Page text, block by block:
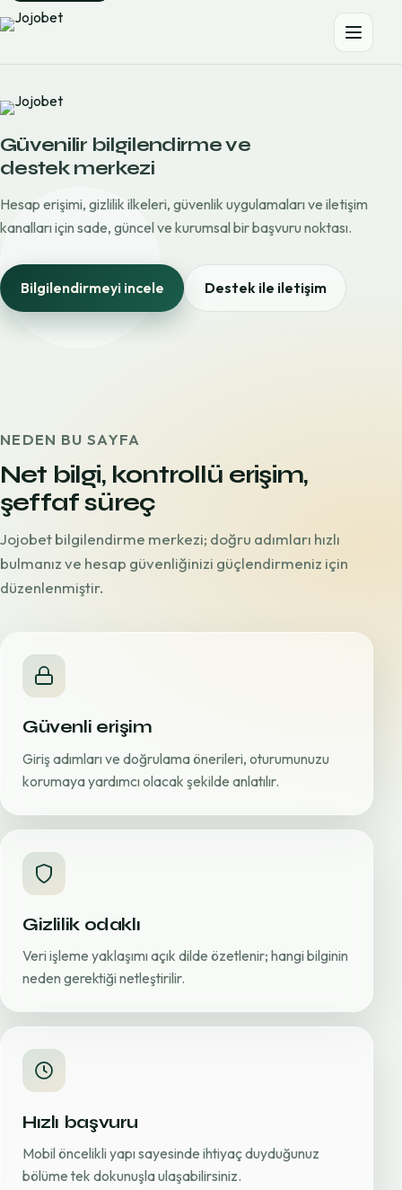
Güvenilir bilgilendirme ve
destek merkezi
Hesap erişimi, gizlilik ilkeleri, güvenlik uygulamaları ve iletişim
kanalları için sade, güncel ve kurumsal bir başvuru noktası.
Bilgilendirmeyi incele Destek ile iletişim
NEDEN BU SAYFA
Net bilgi, kontrollü erişim,
şeffaf süreç
Jojobet bilgilendirme merkezi; doğru adımları hızlı
bulmanız ve hesap güvenliğinizi güçlendirmeniz için
düzenlenmiştir.
Güvenli erişim
Giriş adımları ve doğrulama önerileri, oturumunuzu
korumaya yardımcı olacak şekilde anlatılır.
Gizlilik odaklı
Veri işleme yaklaşımı açık dilde özetlenir; hangi bilginin
neden gerektiği netleştirilir.
Hızlı başvuru
Mobil öncelikli yapı sayesinde ihtiyaç duyduğunuz
bölüme tek dokunuşla ulaşabilirsiniz.